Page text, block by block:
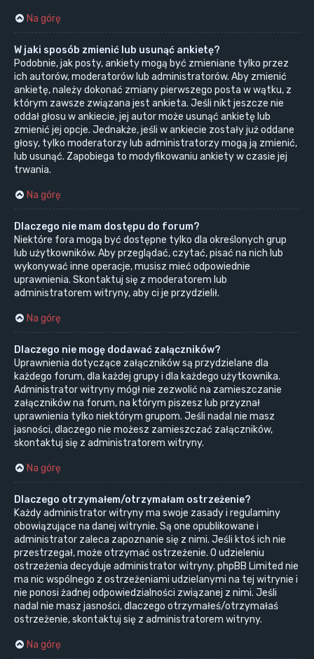
Na górę
W jaki sposób zmienić lub usunąć ankietę?
Podobnie, jak posty, ankiety mogą być zmieniane tylko przez
ich autorów, moderatorów lub administratorów. Aby zmienić
ankietę, należy dokonać zmiany pierwszego posta w wątku, z
którym zawsze związana jest ankieta. Jeśli nikt jeszcze nie
oddał głosu w ankiecie, jej autor może usunąć ankietę lub
zmienić jej opcje. Jednakże, jeśli w ankiecie zostały już oddane
głosy, tylko moderatorzy lub administratorzy mogą ją zmienić,
lub usunąć. Zapobiega to modyfikowaniu ankiety w czasie jej
trwania.
Na górę
Dlaczego nie mam dostępu do forum?
Niektóre fora mogą być dostępne tylko dla określonych grup
lub użytkowników. Aby przeglądać, czytać, pisać na nich lub
wykonywać inne operacje, musisz mieć odpowiednie
uprawnienia. Skontaktuj się z moderatorem lub
administratorem witryny, aby ci je przydzielił.
Na górę
Dlaczego nie mogę dodawać załączników?
Uprawnienia dotyczące załączników są przydzielane dla
każdego forum, dla każdej grupy i dla każdego użytkownika.
Administrator witryny mógł nie zezwolić na zamieszczanie
załączników na forum, na którym piszesz lub przyznał
uprawnienia tylko niektórym grupom. Jeśli nadal nie masz
jasności, dlaczego nie możesz zamieszczać załączników,
skontaktuj się z administratorem witryny.
Na górę
Dlaczego otrzymałem/otrzymałam ostrzeżenie?
Każdy administrator witryny ma swoje zasady i regulaminy
obowiązujące na danej witrynie. Są one opublikowane i
administrator zaleca zapoznanie się z nimi. Jeśli ktoś ich nie
przestrzegał, może otrzymać ostrzeżenie. O udzieleniu
ostrzeżenia decyduje administrator witryny. phpBB Limited nie
ma nic wspólnego z ostrzeżeniami udzielanymi na tej witrynie i
nie ponosi żadnej odpowiedzialności związanej z nimi. Jeśli
nadal nie masz jasności, dlaczego otrzymałeś/otrzymałaś
ostrzeżenie, skontaktuj się z administratorem witryny.
Na górę